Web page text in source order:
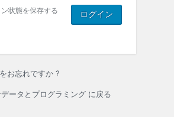
ン状態を保存する
お忘れですか ?
ータとプログラミング に戻る